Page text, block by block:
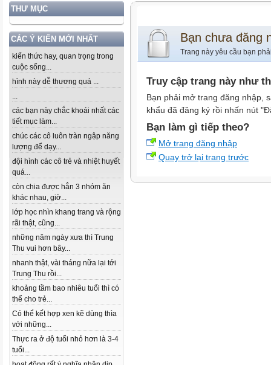
THƯ MỤC
CÁC Ý KIẾN MỚI NHẤT
kiến thức hay, quan trọng trong
cuộc sống...
hình này dễ thương quá ...
...
các bạn này chắc khoái nhất các
tiết mục làm...
chúc các cô luôn tràn ngập năng
lượng để dạy...
đội hình các cô trẻ và nhiệt huyết
quá...
còn chia được hẳn 3 nhóm ăn
khác nhau, giờ...
lớp học nhìn khang trang và rộng
rãi thật, cũng...
những năm ngày xưa thì Trung
Thu vui hơn bây...
nhanh thật, vài tháng nữa lại tới
Trung Thu rồi...
khoảng tầm bao nhiêu tuổi thì có
thể cho trẻ...
Có thể kết hợp xen kẽ dùng thìa
với những...
Thực ra ở độ tuổi nhỏ hơn là 3-4
tuổi...
Bạn chưa đăng
Trang này yêu cầu bạn
Truy cập trang này như
Bạn phải mở trang đăng nhập,
khẩu đã đăng ký rồi nhấn nút
Bạn làm gì tiếp theo?
Mở trang đăng nhập
Quay trở lại trang trước